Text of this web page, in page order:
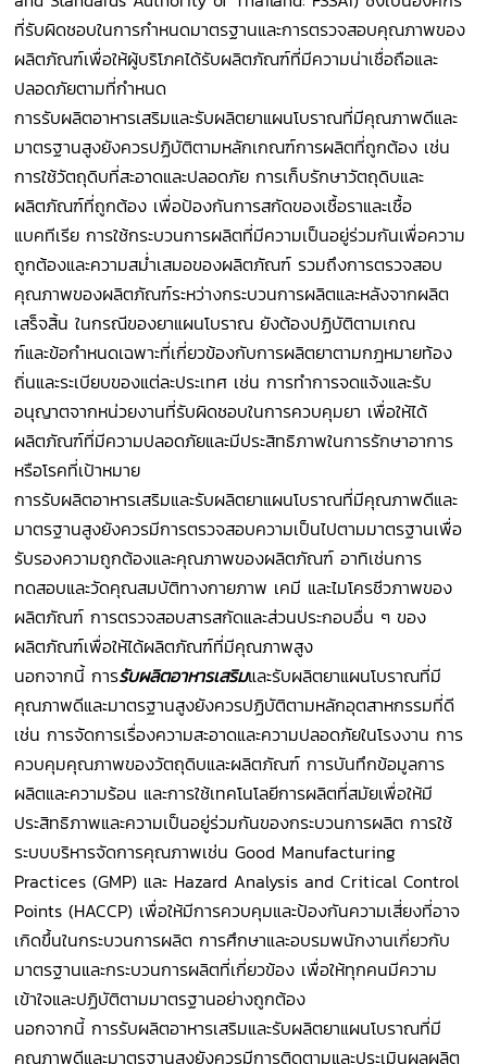
ที่รับผิดชอบในการกำหนดมาตรฐานและการตรวจสอบคุณภาพของ
ผลิตภัณฑ์เพื่อให้ผู้บริโภคได้รับผลิตภัณฑ์ที่มีความน่าเชื่อถือและ
ปลอดภัยตามที่กำหนด
การรับผลิตอาหารเสริมและรับผลิตยาแผนโบราณที่มีคุณภาพดีและ
มาตรฐานสูงยังควรปฏิบัติตามหลักเกณฑ์การผลิตที่ถูกต้อง เช่น
การใช้วัตถุดิบที่สะอาดและปลอดภัย การเก็บรักษาวัตถุดิบและ
ผลิตภัณฑ์ที่ถูกต้อง เพื่อป้องกันการสกัดของเชื้อราและเชื้อ
แบคทีเรีย การใช้กระบวนการผลิตที่มีความเป็นอยู่ร่วมกันเพื่อความ
ถูกต้องและความสม่ำเสมอของผลิตภัณฑ์ รวมถึงการตรวจสอบ
คุณภาพของผลิตภัณฑ์ระหว่างกระบวนการผลิตและหลังจากผลิต
เสร็จสิ้น ในกรณีของยาแผนโบราณ ยังต้องปฏิบัติตามเกณ
ฑ์และข้อกำหนดเฉพาะที่เกี่ยวข้องกับการผลิตยาตามกฎหมายท้อง
ถิ่นและระเบียบของแต่ละประเทศ เช่น การทำการจดแจ้งและรับ
อนุญาตจากหน่วยงานที่รับผิดชอบในการควบคุมยา เพื่อให้ได้
ผลิตภัณฑ์ที่มีความปลอดภัยและมีประสิทธิภาพในการรักษาอาการ
หรือโรคที่เป้าหมาย
การรับผลิตอาหารเสริมและรับผลิตยาแผนโบราณที่มีคุณภาพดีและ
มาตรฐานสูงยังควรมีการตรวจสอบความเป็นไปตามมาตรฐานเพื่อ
รับรองความถูกต้องและคุณภาพของผลิตภัณฑ์ อาทิเช่นการ
ทดสอบและวัดคุณสมบัติทางกายภาพ เคมี และไมโครชีวภาพของ
ผลิตภัณฑ์ การตรวจสอบสารสกัดและส่วนประกอบอื่น ๆ ของ
ผลิตภัณฑ์เพื่อให้ได้ผลิตภัณฑ์ที่มีคุณภาพสูง
นอกจากนี้ การรับผลิตอาหารเสริมและรับผลิตยาแผนโบราณที่มี
คุณภาพดีและมาตรฐานสูงยังควรปฏิบัติตามหลักอุตสาหกรรมที่ดี
เช่น การจัดการเรื่องความสะอาดและความปลอดภัยในโรงงาน การ
ควบคุมคุณภาพของวัตถุดิบและผลิตภัณฑ์ การบันทึกข้อมูลการ
ผลิตและความร้อน และการใช้เทคโนโลยีการผลิตที่สมัยเพื่อให้มี
ประสิทธิภาพและความเป็นอยู่ร่วมกันของกระบวนการผลิต การใช้
ระบบบริหารจัดการคุณภาพเช่น Good Manufacturing
Practices (GMP) และ Hazard Analysis and Critical Control
Points (HACCP) เพื่อให้มีการควบคุมและป้องกันความเสี่ยงที่อาจ
เกิดขึ้นในกระบวนการผลิต การศึกษาและอบรมพนักงานเกี่ยวกับ
มาตรฐานและกระบวนการผลิตที่เกี่ยวข้อง เพื่อให้ทุกคนมีความ
เข้าใจและปฏิบัติตามมาตรฐานอย่างถูกต้อง
นอกจากนี้ การรับผลิตอาหารเสริมและรับผลิตยาแผนโบราณที่มี
คุณภาพดีและมาตรฐานสูงยังควรมีการติดตามและประเมินผลผลิต